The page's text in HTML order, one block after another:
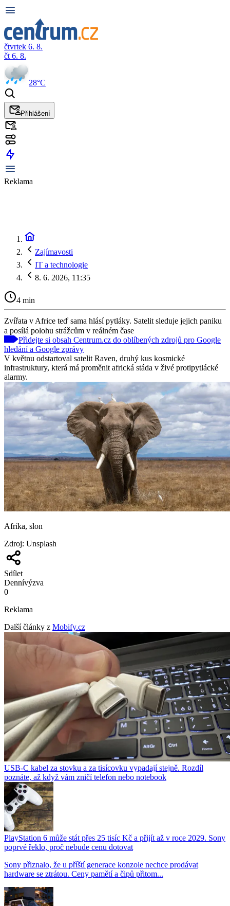
čtvrtek 6. 8.
čt 6. 8.
28°C
Přihlášení
Reklama
Zajímavosti
IT a technologie
8. 6. 2026, 11:35
4 min
Zvířata v Africe teď sama hlásí pytláky. Satelit sleduje jejich paniku
a posílá polohu strážcům v reálném čase
Přidejte si obsah Centrum.cz do oblíbených zdrojů pro Google
hledání a Google zprávy
V květnu odstartoval satelit Raven, druhý kus kosmické
infrastruktury, která má proměnit africká stáda v živé protipytlácké
alarmy.
Afrika, slon
Zdroj: Unsplash
Sdílet
Dennívýzva
0
Reklama
Další články z Mobify.cz
USB-C kabel za stovku a za tisícovku vypadají stejně. Rozdíl
poznáte, až když vám zničí telefon nebo notebook
PlayStation 6 může stát přes 25 tisíc Kč a přijít až v roce 2029. Sony
poprvé řeklo, proč nebude cenu dotovat
Sony přiznalo, že u příští generace konzole nechce prodávat
hardware se ztrátou. Ceny pamětí a čipů přitom...